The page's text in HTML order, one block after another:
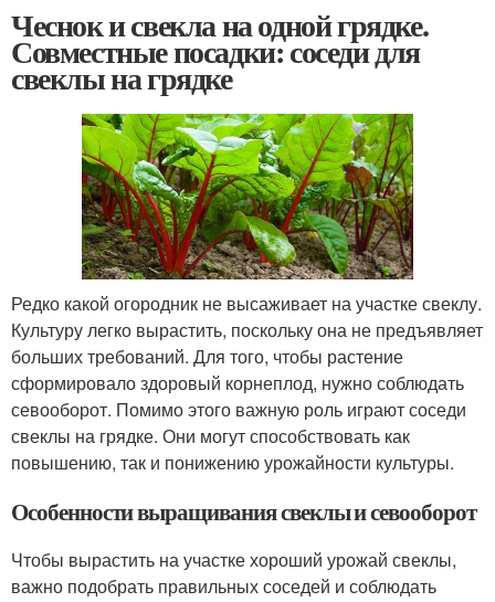
Чеснок и свекла на одной грядке.
Совместные посадки: соседи для
свеклы на грядке
Редко какой огородник не высаживает на участке свеклу.
Культуру легко вырастить, поскольку она не предъявляет
больших требований. Для того, чтобы растение
сформировало здоровый корнеплод, нужно соблюдать
севооборот. Помимо этого важную роль играют соседи
свеклы на грядке. Они могут способствовать как
повышению, так и понижению урожайности культуры.
Особенности выращивания свеклы и севооборот
Чтобы вырастить на участке хороший урожай свеклы,
важно подобрать правильных соседей и соблюдать